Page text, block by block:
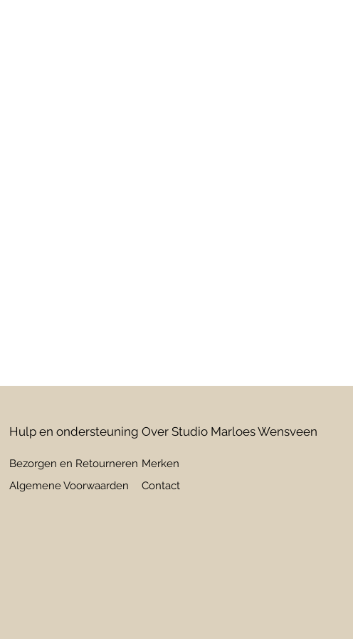
Hulp en ondersteuning
Bezorgen en Retourneren
Algemene Voorwaarden
Over Studio Marloes Wensveen
Merken
Contact